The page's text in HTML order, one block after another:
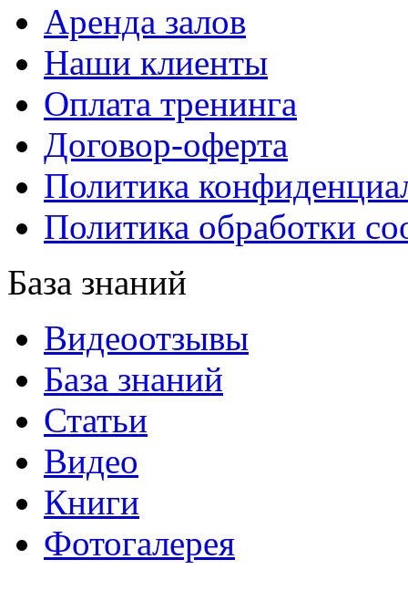
Аренда залов
Наши клиенты
Оплата тренинга
Договор-оферта
Политика
Политика обработки
База знаний
Видеоотзывы
База знаний
Статьи
Видео
Книги
Фотогалерея